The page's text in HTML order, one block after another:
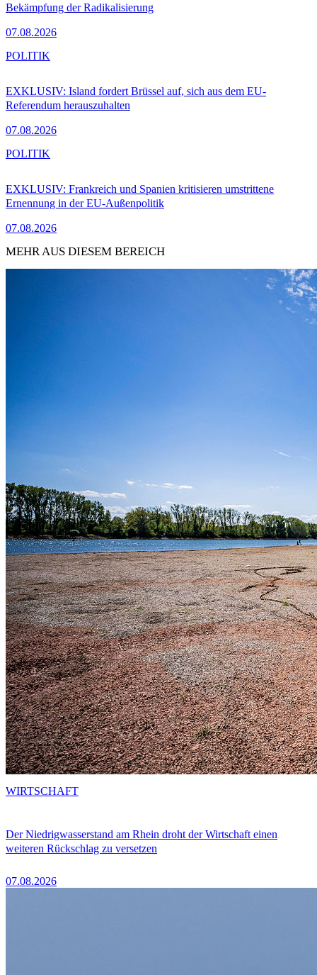
Bekämpfung der Radikalisierung
07.08.2026
EXKLUSIV: Island fordert Brüssel auf, sich aus dem EU-
Referendum herauszuhalten
07.08.2026
POLITIK
EXKLUSIV: Frankreich und Spanien kritisieren umstrittene
Ernennung in der EU-Außenpolitik
07.08.2026
POLITIK
MEHR AUS DIESEM BEREICH
Der Niedrigwasserstand am Rhein droht der Wirtschaft einen
weiteren Rückschlag zu versetzen
07.08.2026
WIRTSCHAFT